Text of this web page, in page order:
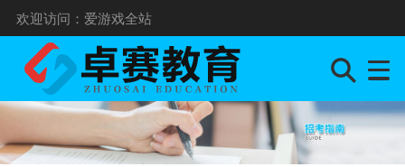
欢迎访问：爱游戏全站